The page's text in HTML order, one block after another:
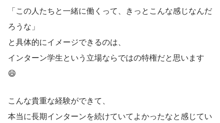
「この人たちと一緒に働くって、きっとこんな感じなんだ
ろうな」
と具体的にイメージできるのは、
インターン学生という立場ならではの特権だと思います
😄
こんな貴重な経験ができて、
本当に長期インターンを続けていてよかったなと感じてい